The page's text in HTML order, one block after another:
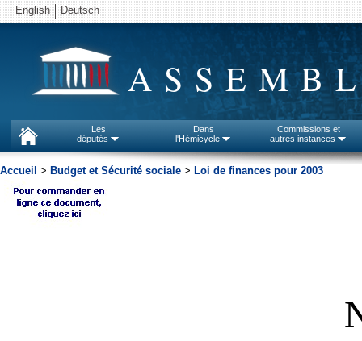
English Deutsch
Les
députés
Dans
l'Hémicycle
Commissions et
autres instances
Accueil > Budget et Sécurité sociale > Loi de finances pour 2003